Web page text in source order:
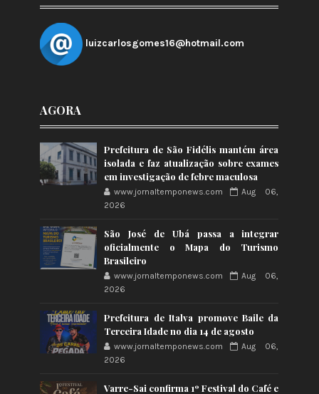
luizcarlosgomes16@hotmail.com
AGORA
Prefeitura de São Fidélis mantém área
isolada e faz atualização sobre exames
em investigação de febre maculosa
www.jornaltemponews.com
Aug 06,
2026
São José de Ubá passa a integrar
oficialmente o Mapa do Turismo
Brasileiro
www.jornaltemponews.com
Aug 06,
2026
Prefeitura de Italva promove Baile da
Terceira Idade no dia 14 de agosto
www.jornaltemponews.com
Aug 06,
2026
Varre-Sai confirma 1º Festival do Café e